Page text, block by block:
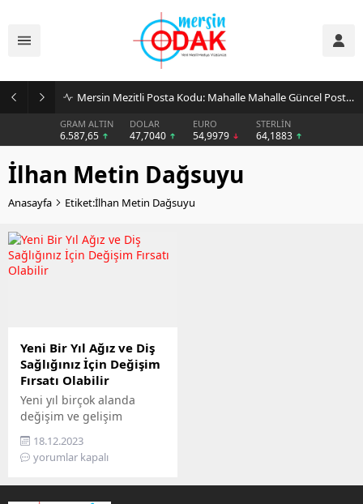
Mersin Mezitli Posta Kodu: Mahalle Mahalle Güncel Posta Kodu Rehberi
GRAM ALTIN
6.587,65
DOLAR
47,7040
EURO
54,9979
STERLİN
64,1883
İlhan Metin Dağsuyu
Anasayfa Etiket:İlhan Metin Dağsuyu
Yeni Bir Yıl Ağız ve Diş
Sağlığınız İçin Değişim
Fırsatı Olabilir
Yeni yıl birçok alanda
değişim ve gelişim
getirir. Diş sağlığınızda
değişim kararları almak
18.12.2023
yorumlar kapalı